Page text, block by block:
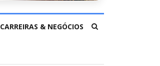
CARREIRAS & NEGÓCIOS